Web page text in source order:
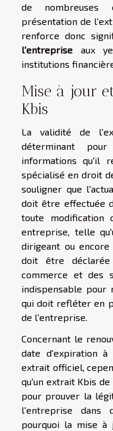
de nombreuses
présentation de
renforce donc
l'entreprise aux
institutions
Mise à jour
Kbis
La validité de
déterminant
informations qu'il
spécialisé en droit
souligner que
doit être effectuée
toute modification
entreprise, telle
dirigeant ou
doit être
commerce et des
indispensable pour
qui doit refléter en
de l'entreprise.
Concernant le
date d'expiration
extrait officiel,
qu'un extrait Kbis
pour prouver la
l'entreprise dans
pourquoi la mise à